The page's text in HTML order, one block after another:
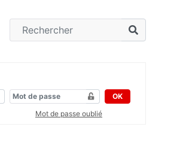
OK
Mot de passe oublié